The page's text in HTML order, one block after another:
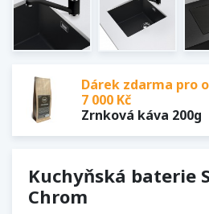
Dárek zdarma pro
7 000 Kč
Zrnková káva 200g
Kuchyňská baterie
Chrom